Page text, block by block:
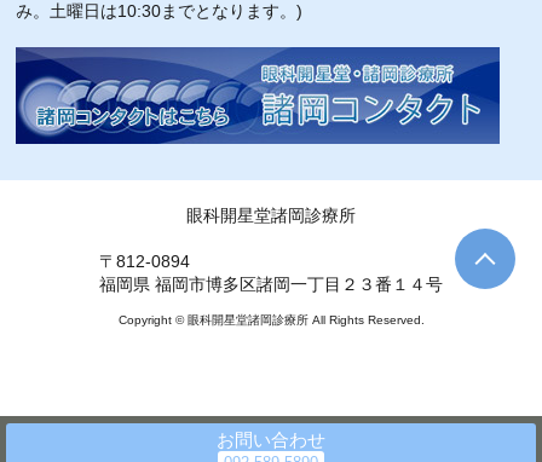
お問い合わせ
み。土曜日は10:30までとなります。)
眼科開星堂諸岡診療所
〒812-0894
福岡県 福岡市博多区諸岡一丁目２３番１４号
Copyright © 眼科開星堂諸岡診療所 All Rights Reserved.